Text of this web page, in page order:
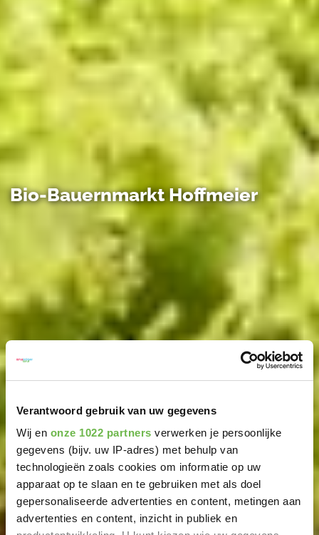
Verantwoord gebruik van uw gegevens
Wij en onze 1022 partners verwerken je persoonlijke
gegevens (bijv. uw IP-adres) met behulp van
technologieën zoals cookies om informatie op uw
apparaat op te slaan en te gebruiken met als doel
gepersonaliseerde advertenties en content, metingen aan
advertenties en content, inzicht in publiek en
Bio-Bauernmarkt Hoffmeier